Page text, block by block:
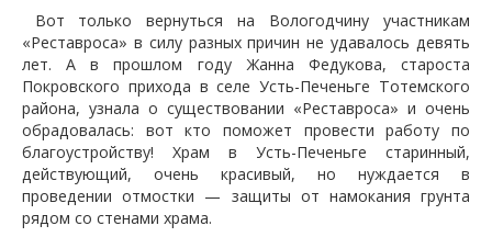
Вот только вернуться на Вологодчину участникам
«Реставроса» в силу разных причин не удавалось девять
лет. А в прошлом году Жанна Федукова, староста
Покровского прихода в селе Усть-Печеньге Тотемского
района, узнала о существовании «Реставроса» и очень
обрадовалась: вот кто поможет провести работу по
благоустройству! Храм в Усть-Печеньге старинный,
действующий, очень красивый, но нуждается в
проведении отмостки — защиты от намокания грунта
рядом со стенами храма.